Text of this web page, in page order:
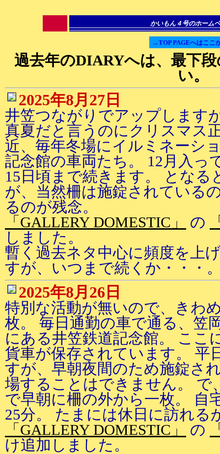
かいもん４号のホーム
→TOP PAGEへはここ
過去年のDIARYへは、最下
い。
2025年8月27日
井笠つながりでアップします
真夏だと言うのにクリスマス
近、毎年冬場にイルミネーシ
記念館の車両たち。 12月入っ
15日頃まで続きます。 となる
が、当然柵は施錠されている
るのが残念。
「GALLERY DOMESTIC」
の
しました。
暫く過去ネタ中心に頻度を上
すが、いつまで続くか・・・
2025年8月26日
特別な活動が無いので、きわ
枚。 毎日通勤の車で通る、笠
にある井笠鉄道記念館。 ここ
貨車が保存されています。 平
すが、早朝夜間のため施錠さ
場することはできません。 で
で早朝に柵の外から一枚。 自
25分。 たまには休日に訪れる
「GALLERY DOMESTIC」
の
け追加しました。